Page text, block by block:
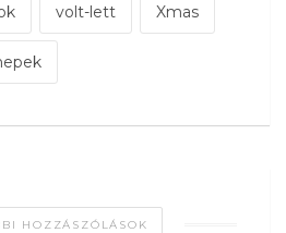
volt-lett Xmas
HOZZÁSZÓLÁSOK